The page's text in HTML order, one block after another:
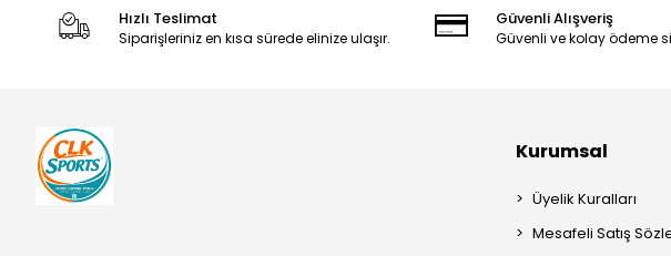
Dede
Durex
Efor
Hızlı Teslimat
Siparişleriniz en kısa sürede elinize ulaşır.
Güvenli Alışveriş
Güvenli ve kolay ödeme
Kurumsal
Üyelik Kuralları
Mesafeli Satış